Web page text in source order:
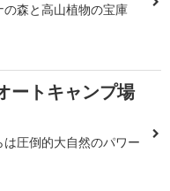
の森と高山植物の宝庫
ートキャンプ場
圧倒的大自然のパワー